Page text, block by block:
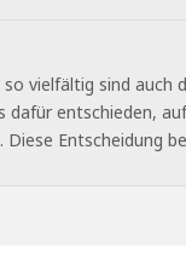
vielfältig sind auch
entschieden,
Entscheidung